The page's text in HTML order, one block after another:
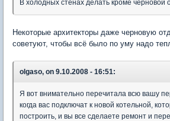
В холодных стенах делать кроме черновой
Некоторые архитекторы даже черновую
советуют, чтобы всё было по уму надо
olgaso, on 9.10.2008 - 16:51:
Я вот внимательно перечитала всю вашу
когда вас подключат к новой котельной,
построить, и вы все сделаете ремонт и